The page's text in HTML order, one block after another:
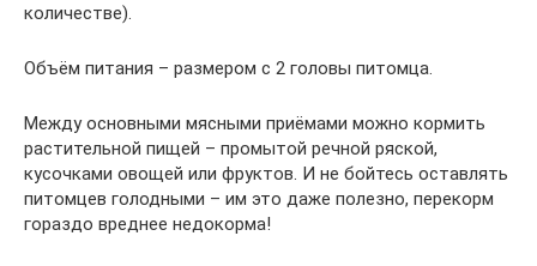
количестве).
Объём питания – размером с 2 головы питомца.
Между основными мясными приёмами можно кормить
растительной пищей – промытой речной ряской,
кусочками овощей или фруктов. И не бойтесь оставлять
питомцев голодными – им это даже полезно, перекорм
гораздо вреднее недокорма!